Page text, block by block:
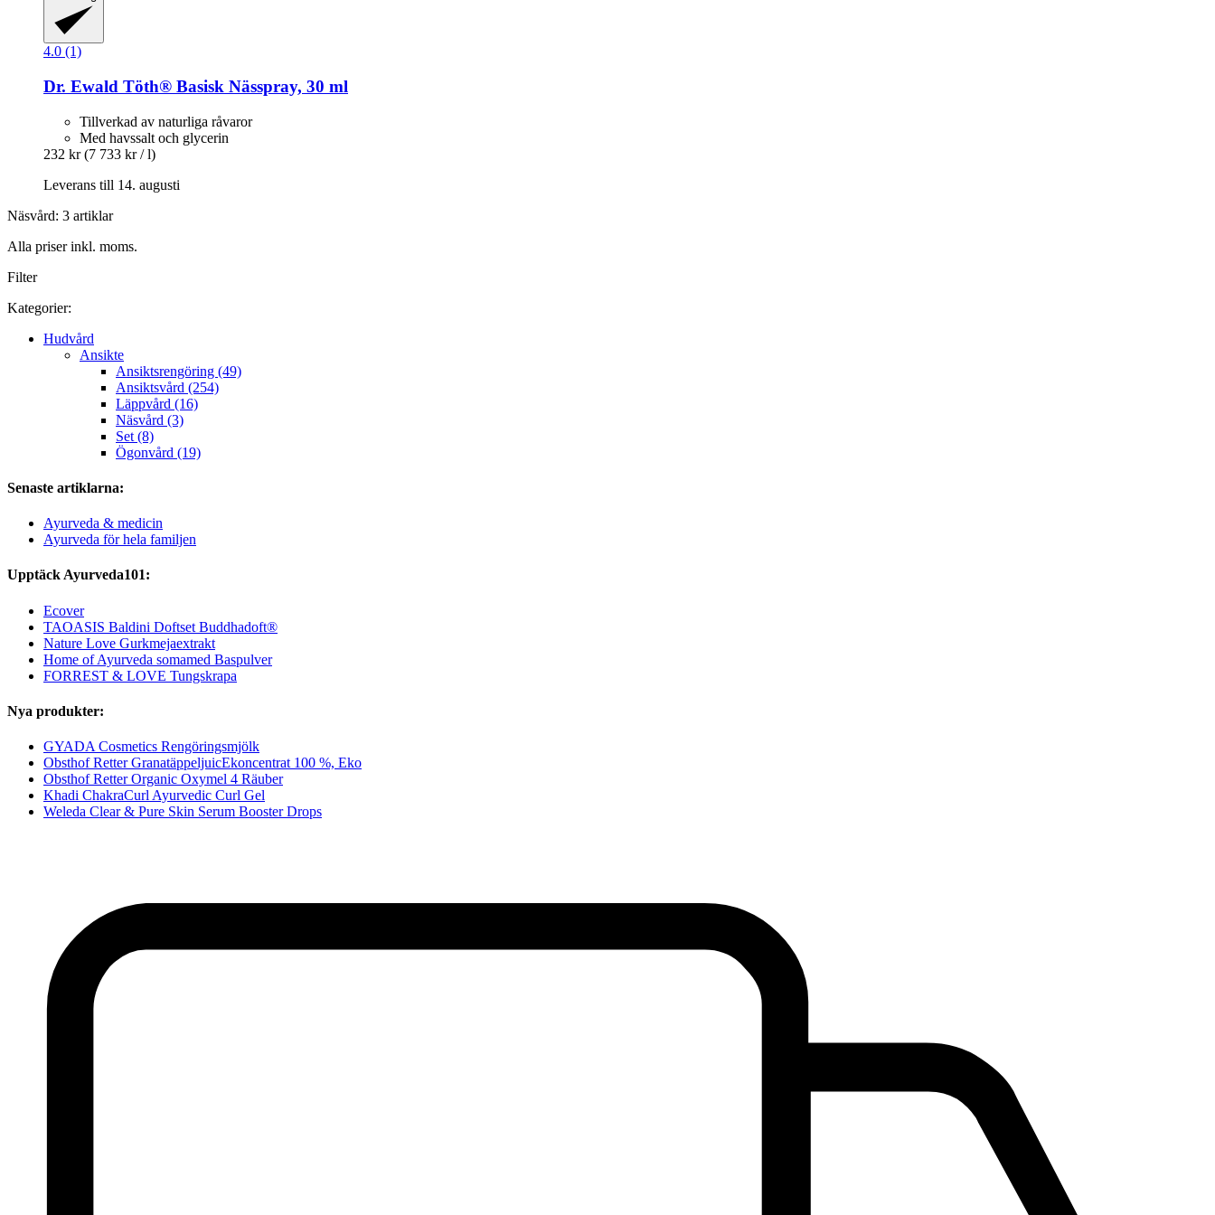
4.0 (1)
Dr. Ewald Töth® Basisk Nässpray, 30 ml
Tillverkad av naturliga råvaror
Med havssalt och glycerin
232 kr (7 733 kr / l)
Leverans till 14. augusti
Näsvård: 3 artiklar
Alla priser inkl. moms.
Filter
Kategorier:
Hudvård
Ansikte
Ansiktsrengöring (49)
Ansiktsvård (254)
Läppvård (16)
Näsvård (3)
Set (8)
Ögonvård (19)
Senaste artiklarna:
Ayurveda & medicin
Ayurveda för hela familjen
Upptäck Ayurveda101:
Ecover
TAOASIS Baldini Doftset Buddhadoft®
Nature Love Gurkmejaextrakt
Home of Ayurveda somamed Baspulver
FORREST & LOVE Tungskrapa
Nya produkter:
GYADA Cosmetics Rengöringsmjölk
Obsthof Retter GranatäppeljuicEkoncentrat 100 %, Eko
Obsthof Retter Organic Oxymel 4 Räuber
Khadi ChakraCurl Ayurvedic Curl Gel
Weleda Clear & Pure Skin Serum Booster Drops